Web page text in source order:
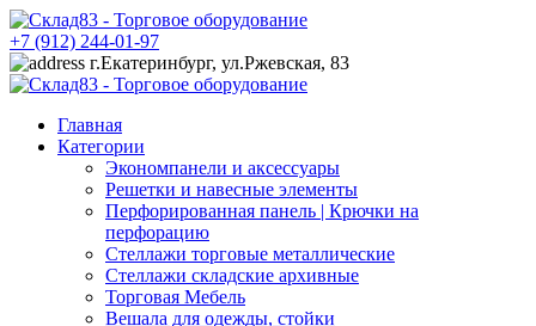
+7 (912) 244-01-97
г.Екатеринбург, ул.Ржевская, 83
Главная
Категории
Экономпанели и аксессуары
Решетки и навесные элементы
Перфорированная панель | Крючки на
перфорацию
Стеллажи торговые металлические
Стеллажи складские архивные
Торговая Мебель
Вешала для одежды, стойки